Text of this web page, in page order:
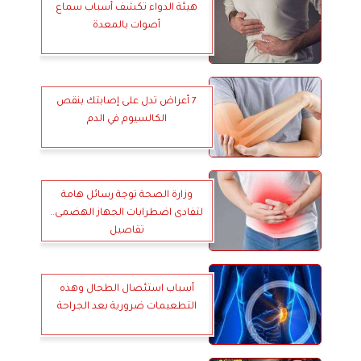
هيئة الدواء تكشف أسباب سماع
أصوات بالمعدة
7 أعراض تدل على إصابتك بنقص
الكالسيوم في الدم
وزارة الصحة توجة رسائل هامة
لتفادى اضطرابات الجهاز الهضمى..
تقاصيل
أسباب استئصال الطحال وهذه
التطعيمات ضرورية بعد الجراحة